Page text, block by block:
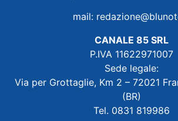
mail:
CANALE 85 SRL
P.IVA 11622971007
Sede legale:
Via per Grottaglie, Km 2 – 72021
(BR)
Tel. 0831 819986